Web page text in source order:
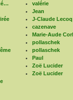
valérie
Jean
J-Claude Lecoq
cazenave
Marie-Aude
pollaschek
pollaschek
Paul
Zoë Lucider
Zoë Lucider